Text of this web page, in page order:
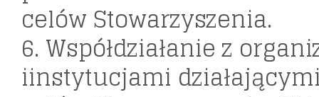
celów Stowarzyszenia.
6. Współdziałanie z
iinstytucjami